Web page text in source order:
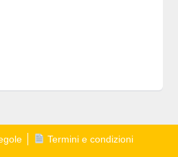
Termini e condizioni